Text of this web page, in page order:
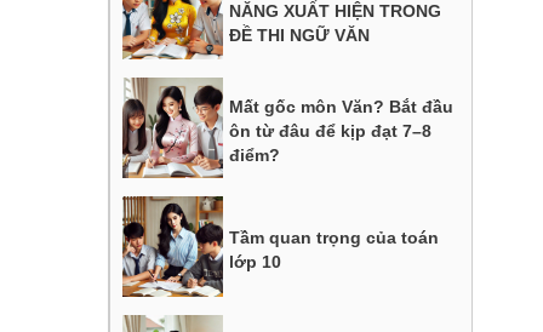
NĂNG XUẤT HIỆN TRONG
ĐỀ THI NGỮ VĂN
Mất gốc môn Văn? Bắt đầu
ôn từ đâu để kịp đạt 7–8
điểm?
Tầm quan trọng của toán
lớp 10